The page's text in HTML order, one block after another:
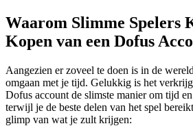
Waarom Slimme Spelers
Kopen van een Dofus
Aangezien er zoveel te doen is in de
omgaan met je tijd. Gelukkig is het
Dofus account de slimste manier om tijd en
terwijl je de beste delen van het spel
glimp van wat je zult krijgen: